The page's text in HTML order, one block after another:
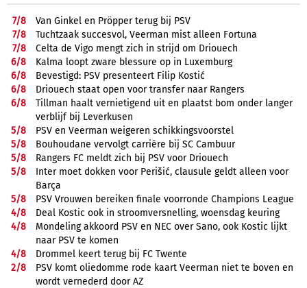
7/8
Van Ginkel en Pröpper terug bij PSV
7/8
Tuchtzaak succesvol, Veerman mist alleen Fortuna
7/8
Celta de Vigo mengt zich in strijd om Driouech
6/8
Kalma loopt zware blessure op in Luxemburg
6/8
Bevestigd: PSV presenteert Filip Kostić
6/8
Driouech staat open voor transfer naar Rangers
6/8
Tillman haalt vernietigend uit en plaatst bom onder langer
verblijf bij Leverkusen
5/8
PSV en Veerman weigeren schikkingsvoorstel
5/8
Bouhoudane vervolgt carrière bij SC Cambuur
5/8
Rangers FC meldt zich bij PSV voor Driouech
5/8
Inter moet dokken voor Perišić, clausule geldt alleen voor
Barça
5/8
PSV Vrouwen bereiken finale voorronde Champions League
4/8
Deal Kostic ook in stroomversnelling, woensdag keuring
4/8
Mondeling akkoord PSV en NEC over Sano, ook Kostic lijkt
naar PSV te komen
4/8
Drommel keert terug bij FC Twente
2/8
PSV komt oliedomme rode kaart Veerman niet te boven en
wordt vernederd door AZ